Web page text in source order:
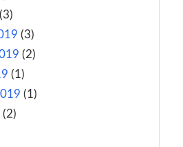
(3)
(3)
(2)
(1)
(1)
(2)